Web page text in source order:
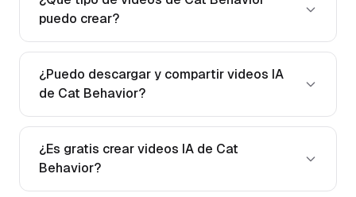
puedo crear?
¿Puedo descargar y compartir videos IA
de Cat Behavior?
¿Es gratis crear videos IA de Cat
Behavior?